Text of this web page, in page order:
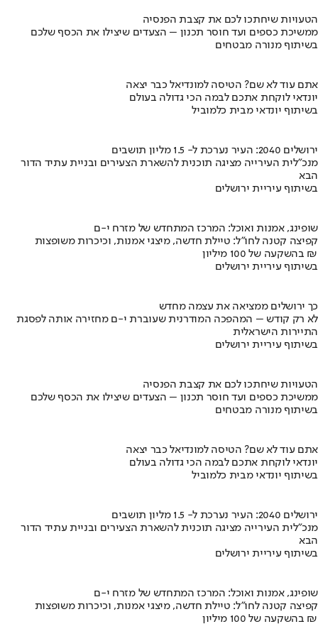
הטעויות שיחתכו לכם את קצבת הפנסיה
ממשיכת כספים ועד חוסר תכנון – הצעדים שיצילו את הכסף שלכם
בשיתוף מנורה מבטחים
אתם עוד לא שם? הטיסה למונדיאל כבר יצאה
יונדאי לוקחת אתכם לבמה הכי גדולה בעולם
בשיתוף יונדאי מבית כלמוביל
ירושלים 2040: העיר נערכת ל- 1.5 מליון תושבים
מנכ"לית העירייה מציגה תוכנית להשארת הצעירים ובניית עתיד הדור
הבא
בשיתוף עיריית ירושלים
שופינג, אמנות ואוכל: המרכז המתחדש של מזרח י-ם
קפיצה קטנה לחו"ל: טיילת חדשה, מיצגי אמנות, וכיכרות משופצות
בהשקעה של 100 מיליון ₪
בשיתוף עיריית ירושלים
כך ירושלים ממציאה את עצמה מחדש
לא רק קודש – המהפכה המודרנית שעוברת י-ם מחזירה אותה לפסגת
התיירות הישראלית
בשיתוף עיריית ירושלים
הטעויות שיחתכו לכם את קצבת הפנסיה
ממשיכת כספים ועד חוסר תכנון – הצעדים שיצילו את הכסף שלכם
בשיתוף מנורה מבטחים
אתם עוד לא שם? הטיסה למונדיאל כבר יצאה
יונדאי לוקחת אתכם לבמה הכי גדולה בעולם
בשיתוף יונדאי מבית כלמוביל
ירושלים 2040: העיר נערכת ל- 1.5 מליון תושבים
מנכ"לית העירייה מציגה תוכנית להשארת הצעירים ובניית עתיד הדור
הבא
בשיתוף עיריית ירושלים
שופינג, אמנות ואוכל: המרכז המתחדש של מזרח י-ם
קפיצה קטנה לחו"ל: טיילת חדשה, מיצגי אמנות, וכיכרות משופצות
בהשקעה של 100 מיליון ₪